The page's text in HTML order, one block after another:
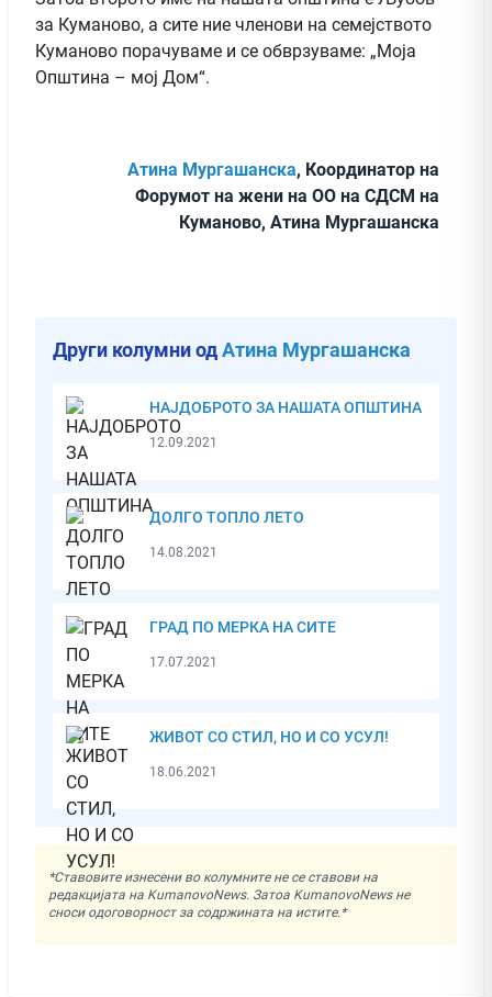
за Куманово, а сите ние членови на семејството
Куманово порачуваме и се обврзуваме: „Моја
Општина – мој Дом“.
Атина Мургашанска, Координатор на
Форумот на жени на ОО на СДСМ на
Куманово, Атина Мургашанска
Други колумни одАтина Мургашанска
НАЈДОБРОТО ЗА НАШАТА ОПШТИНА
12.09.2021
ДОЛГО ТОПЛО ЛЕТО
14.08.2021
ГРАД ПО МЕРКА НА СИТЕ
17.07.2021
ЖИВОТ СО СТИЛ, НО И СО УСУЛ!
18.06.2021
*Ставовите изнесени во колумните не се ставови на
редакцијата на KumanovoNews. Затоа KumanovoNews не
сноси одоговорност за содржината на истите.*